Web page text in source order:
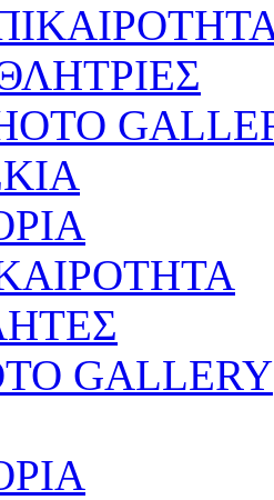
GALLERY